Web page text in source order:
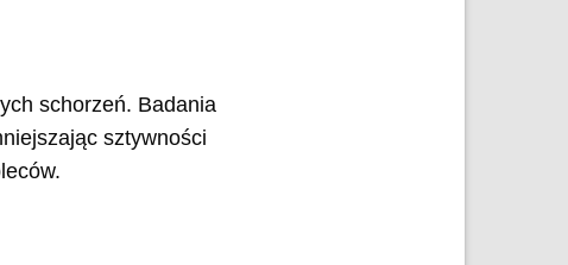
schorzeń. Badania
sztywności